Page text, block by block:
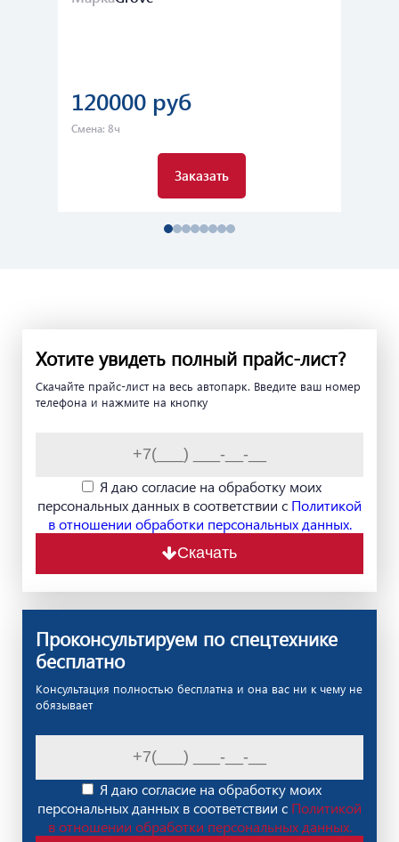
120000 руб
Смена: 8ч
Заказать
Хотите увидеть полный прайс-лист?
Скачайте прайс-лист на весь автопарк. Введите ваш номер
телефона и нажмите на кнопку
Я даю согласие на обработку моих
персональных данных в соответствии с Политикой
в отношении обработки персональных данных.
Скачать
Проконсультируем по спецтехнике
бесплатно
Консультация полностью бесплатна и она вас ни к чему не
обязывает
Я даю согласие на обработку моих
персональных данных в соответствии с Политикой
в отношении обработки персональных данных.